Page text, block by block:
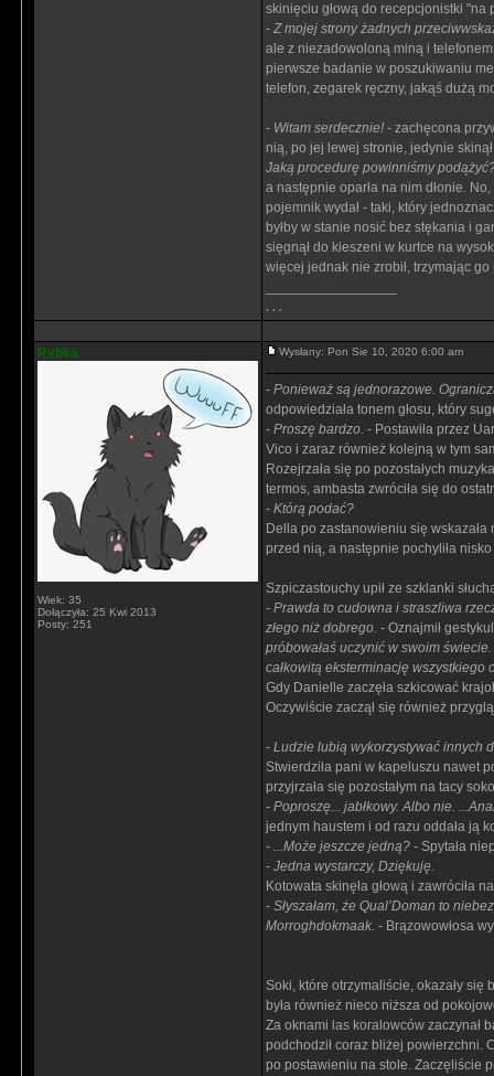
skinięciu głową do recepcjonistki "na
- Z mojej strony żadnych
ale z niezadowoloną miną i telefonem
pierwsze badanie w poszukiwaniu
telefon, zegarek ręczny, jakąś dużą
- Witam serdecznie! - zachęcona
nią, po jej lewej stronie, jedynie
Jaką procedurę powinniśmy
a następnie oparła na nim dłonie.
pojemnik wydał - taki, który
byłby w stanie nosić bez stękania i
sięgnął do kieszeni w kurtce na
więcej jednak nie zrobił, trzymając go
. . .
Rybka
Wiek: 35
Dołączyła: 25 Kwi 2013
Posty: 251
Wysłany: Pon Sie 10, 2020 6:00 am
- Ponieważ są jednorazowe.
odpowiedziała tonem głosu, który
- Proszę bardzo. - Postawiła przez
Vico i zaraz również kolejną w tym
Rozejrzała się po pozostałych
termos, ambasta zwróciła się do
- Którą podać?
Della po zastanowieniu się
przed nią, a następnie pochyliła
Szpiczastouchy upił ze szklanki
- Prawda to cudowna i straszliwa
złego niż dobrego. - Oznajmił
próbowałaś uczynić w swoim
całkowitą eksterminację wszystkiego
Gdy Danielle zaczęła szkicować
Oczywiście zaczął się również
- Ludzie lubią wykorzystywać innych
Stwierdziła pani w kapeluszu nawet
przyjrzała się pozostałym na tacy
- Poproszę... jabłkowy. Albo nie.
jednym haustem i od razu oddała ją
- ...Może jeszcze jedną? - Spytała
- Jedna wystarczy, Dziękuję.
Kotowata skinęła głową i zawróciła
- Słyszałam, że Qual’Doman to
Morroghdokmaak. - Brązowowłosa
Soki, które otrzymaliście, okazały się
była również nieco niższa od
Za oknami las koralowców zaczynał
podchodził coraz bliżej powierzchni.
po postawieniu na stole. Zaczęliście